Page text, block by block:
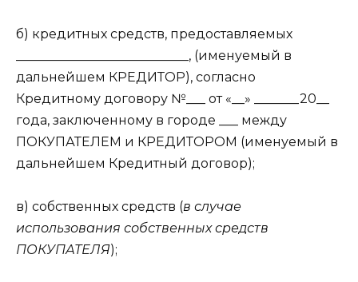
б) кредитных средств, предоставляемых
___________________________, (именуемый в
дальнейшем КРЕДИТОР), согласно
Кредитному договору №___ от «__» _______20__
года, заключенному в городе ___ между
ПОКУПАТЕЛЕМ и КРЕДИТОРОМ (именуемый в
дальнейшем Кредитный договор);
в) собственных средств (в случае
использования собственных средств
ПОКУПАТЕЛЯ);